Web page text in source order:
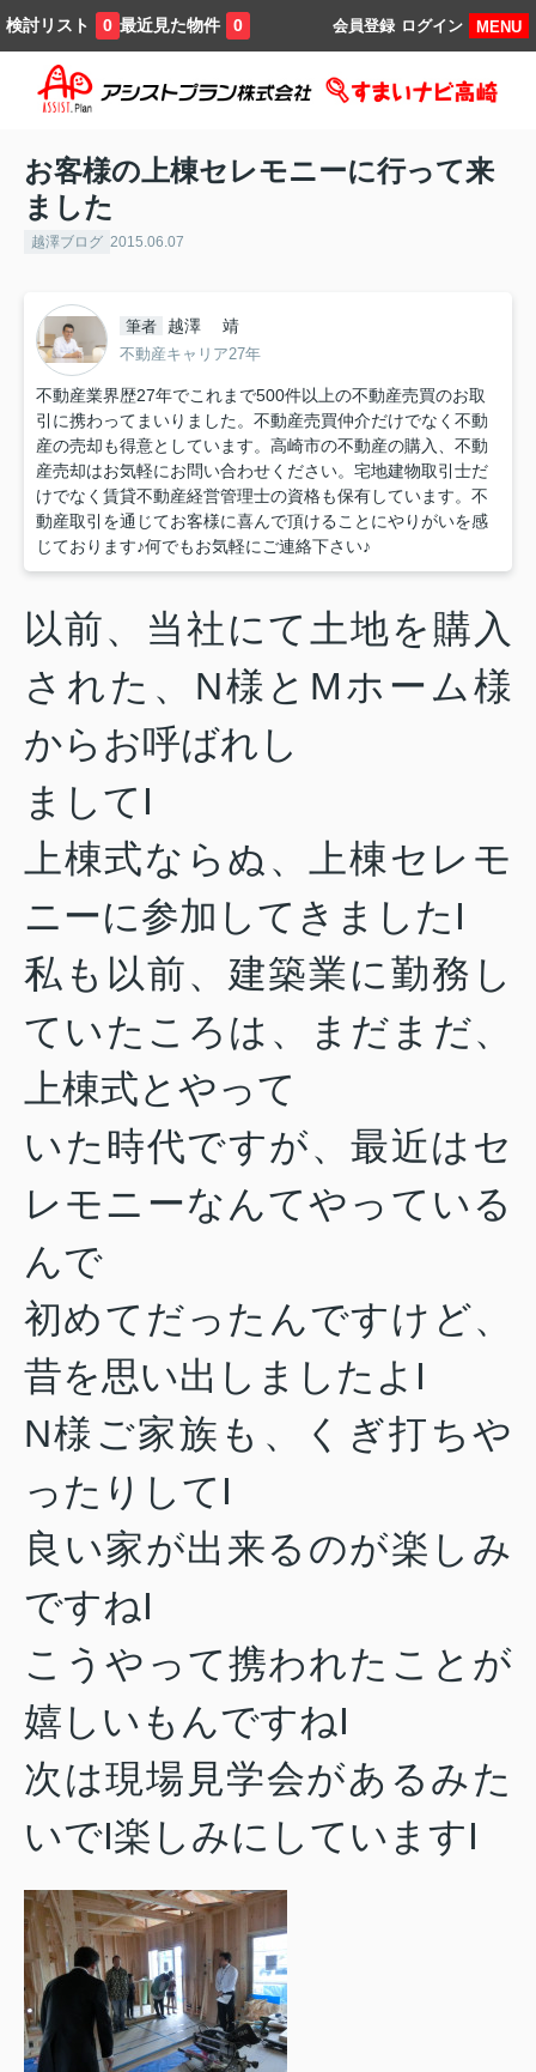
検討リスト 0 最近見た物件 0 MENU
ログイン
会員登録
お客様の上棟セレモニーに行って来
ました
越澤ブログ 2015.06.07
筆者 越澤 靖
不動産キャリア27年
不動産業界歴27年でこれまで500件以上の不動産売買のお取
引に携わってまいりました。不動産売買仲介だけでなく不動
産の売却も得意としています。高崎市の不動産の購入、不動
産売却はお気軽にお問い合わせください。宅地建物取引士だ
けでなく賃貸不動産経営管理士の資格も保有しています。不
動産取引を通じてお客様に喜んで頂けることにやりがいを感
じております♪何でもお気軽にご連絡下さい♪
以前、当社にて土地を購入
された、N様とMホーム様
からお呼ばれし
ましてI
上棟式ならぬ、上棟セレモ
ニーに参加してきましたI
私も以前、建築業に勤務し
ていたころは、まだまだ、
上棟式とやって
いた時代ですが、最近はセ
レモニーなんてやっている
んで
初めて だったんですけど、
昔を思い出しましたよI
N様ご家族も、くぎ打ちや
ったりしてI
良い家が出来るのが楽しみ
ですねI
こうやって携われたことが
嬉しいもんですねI
次は現場見学会があるみた
いでI楽しみにしていますI